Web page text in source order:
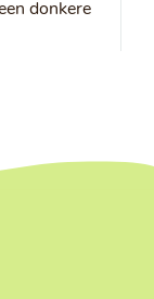
donkere